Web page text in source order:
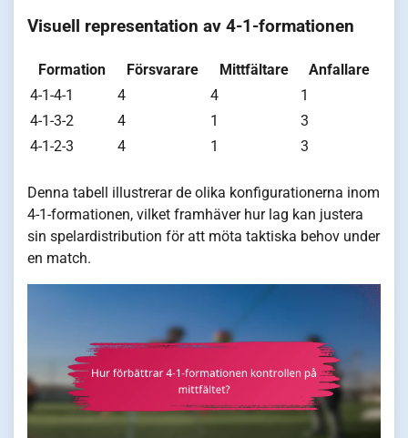
Visuell representation av 4-1-formationen
Formation Försvarare Mittfältare
Anfallare
4-1-4-1
4 4
1
4-1-3-2
4 1
3
4-1-2-3
4 1 3
Denna tabell illustrerar de olika konfigurationerna inom
4-1-formationen, vilket framhäver hur lag kan justera
sin spelardistribution för att möta taktiska behov under
en match.